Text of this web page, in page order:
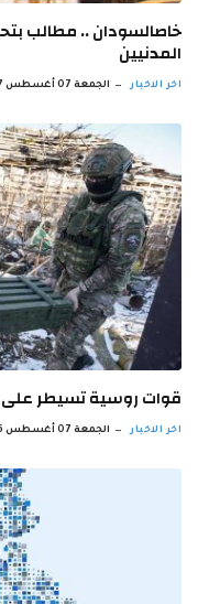
خاصالسودان .. مطالب
المدنيين
اخر الاخبار الجمعة 07 أغسطس 1:37 م
قوات روسية تسيطر
اخر الاخبار الجمعة 07 أغسطس 1:36 م